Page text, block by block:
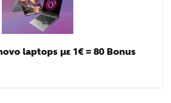
laptops με 1€ = 80 Bonus